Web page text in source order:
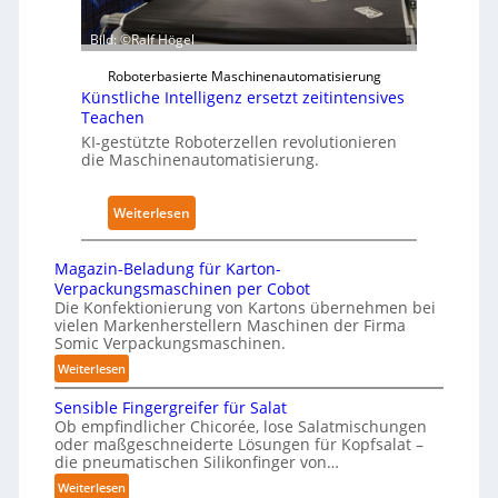
y
s
c
l
A
a
k
e
h
u
s
e
n
A
u
w
i
r
u
n
g
e
n
n
P
h
Bild: ©Ralf Högel
Roboterbasierte Maschinenautomatisierung
Künstliche Intelligenz ersetzt zeitintensives
Teachen
KI-gestützte Roboterzellen revolutionieren
die Maschinenautomatisierung.
Weiterlesen
K
n
s
t
l
c
h
e
I
Magazin-Beladung für Karton-
Verpackungsmaschinen per Cobot
Die Konfektionierung von Kartons übernehmen bei
vielen Markenherstellern Maschinen der Firma
Somic Verpackungsmaschinen.
Weiterlesen:
M
a
g
a
z
i
Sensible Fingergreifer für Salat
Ob empfindlicher Chicorée, lose Salatmischungen
oder maßgeschneiderte Lösungen für Kopfsalat –
die pneumatischen Silikonfinger von…
Weiterlesen: